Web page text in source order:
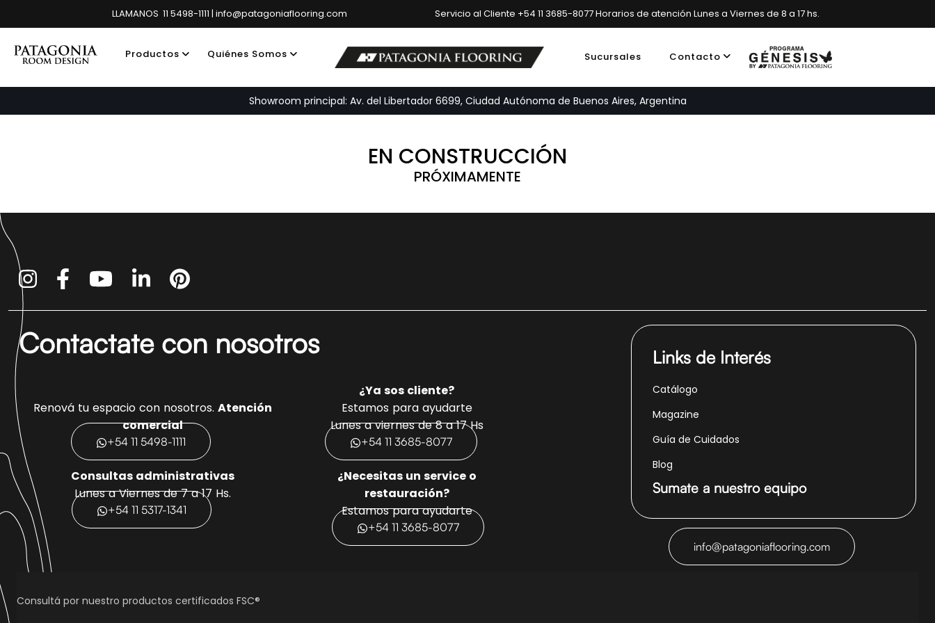
LLAMANOS 11 5498-1111 | info@patagoniaflooring.com Servicio al Cliente +54 11 3685-8077 Horarios de atención Lunes a Viernes de 8 a 17 hs.
Productos Quiénes Somos Sucursales Contacto
EN CONSTRUCCIÓN
PRÓXIMAMENTE
Contactate con nosotros
Renová tu espacio con nosotros. Atención
comercial
+54 11 5498-1111
Consultas administrativas
Lunes a Viernes de 7 a 17 Hs.
+54 11 5317-1341
¿Ya sos cliente?
Estamos para ayudarte
Lunes a viernes de 8 a 17 Hs
+54 11 3685-8077
¿Necesitas un service o
restauración?
Estamos para ayudarte
+54 11 3685-8077
Links de Interés
Catálogo
Magazine
Guía de Cuidados
Blog
Sumate a nuestro equipo
info@patagoniaflooring.com
Consultá por nuestro productos certificados FSC®
Showroom principal: Av. del Libertador 6699, Ciudad Autónoma de Buenos Aires, Argentina